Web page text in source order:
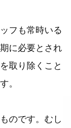
フも常時いる
に必要とされ
取り除くこと
。
のです。むし